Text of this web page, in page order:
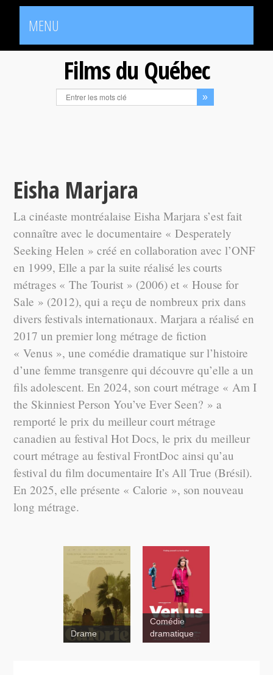
MENU
Films du Québec
Eisha Marjara
La cinéaste montréalaise Eisha Marjara s’est fait
connaître avec le documentaire « Desperately
Seeking Helen » créé en collaboration avec l’ONF
en 1999, Elle a par la suite réalisé les courts
métrages « The Tourist » (2006) et « House for
Sale » (2012), qui a reçu de nombreux prix dans
divers festivals internationaux. Marjara a réalisé en
2017 un premier long métrage de fiction
« Venus », une comédie dramatique sur l’histoire
d’une femme transgenre qui découvre qu’elle a un
fils adolescent. En 2024, son court métrage « Am I
the Skinniest Person You’ve Ever Seen? » a
remporté le prix du meilleur court métrage
canadien au festival Hot Docs, le prix du meilleur
court métrage au festival FrontDoc ainsi qu’au
festival du film documentaire It’s All True (Brésil).
En 2025, elle présente « Calorie », son nouveau
long métrage.
Drame
Comédie
dramatique